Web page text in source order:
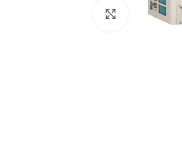
Увеличить